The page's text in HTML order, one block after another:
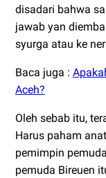
disadari bahwa
jawab yan
syurga atau ke
Baca juga :
Aceh?
Oleh sebab itu,
Harus paham
pemimpin
pemuda Bireuen